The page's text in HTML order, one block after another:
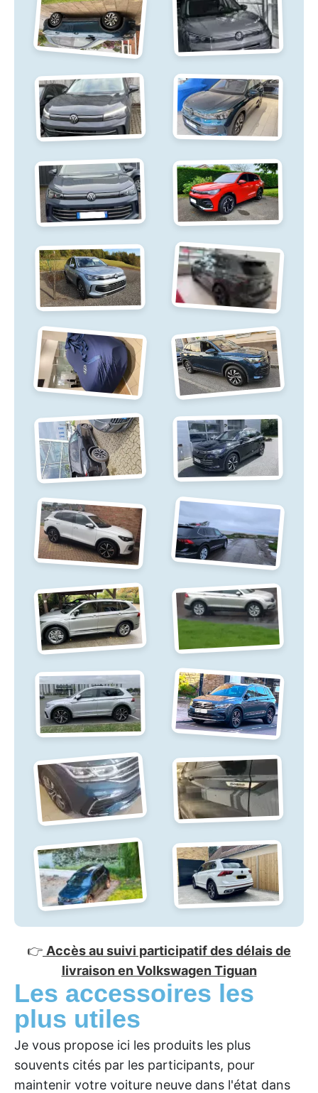
👉 Accès au suivi participatif des délais de
livraison en Volkswagen Tiguan
Les accessoires les
plus utiles
Je vous propose ici les produits les plus
souvents cités par les participants, pour
maintenir votre voiture neuve dans l'état dans